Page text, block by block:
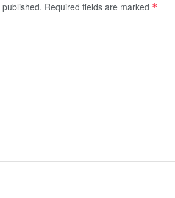
Required fields are marked *